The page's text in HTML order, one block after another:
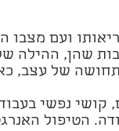
ועם מצבו
שהן, ההילה
של עצב,
קושי נפשי
הטיפול